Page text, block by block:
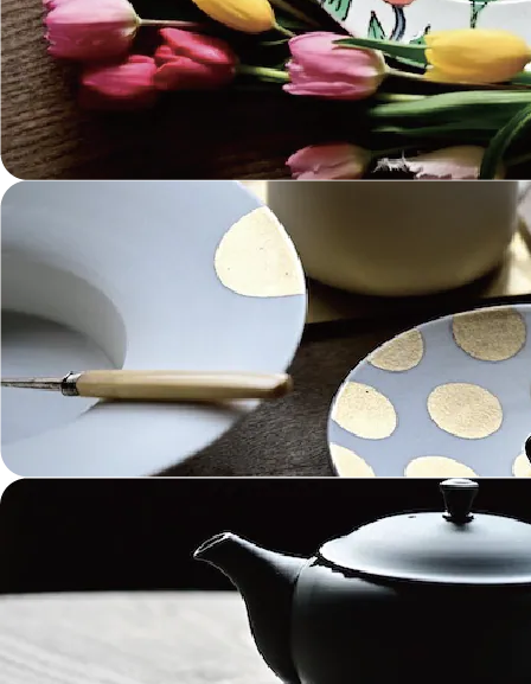
陶芸 Ceramics
漆器 Lacquerware
木工 Woodwork
金工 Metalwork
鋳物 Cast Metal
香 Insence
その他工芸 e.t.c
《ブランド》Brands
東屋 Azmaya
二上 FUTAGAMI
畑漆器 HATA SHIKKI
織田幸銅器 Odako Douki